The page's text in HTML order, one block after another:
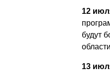
12
будут
области
13